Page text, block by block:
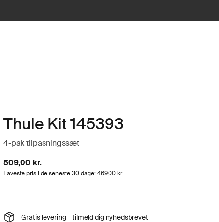
Thule Kit 145393
4-pak tilpasningssæt
509,00 kr.
Laveste pris i de seneste 30 dage: 469,00 kr.
Gratis levering – tilmeld dig nyhedsbrevet